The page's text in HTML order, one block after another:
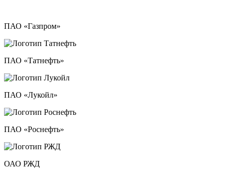
ПАО «Газпром»
ПАО «Татнефть»
ПАО «Лукойл»
ПАО «Роснефть»
ОАО РЖД